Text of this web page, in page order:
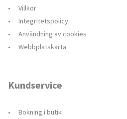
Villkor
Integritetspolicy
Användning av cookies
Webbplatskarta
Kundservice
Bokning i butik